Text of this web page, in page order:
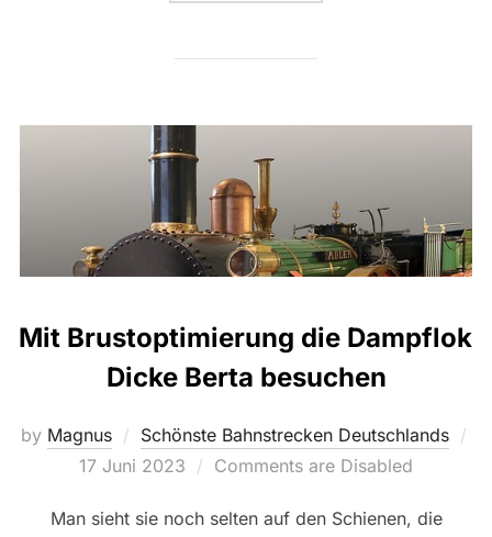
Mit Brustoptimierung die Dampflok
Dicke Berta besuchen
by Magnus
Schönste Bahnstrecken Deutschlands
Posted
17 Juni 2023 Comments are Disabled
Man sieht sie noch selten auf den Schienen, die